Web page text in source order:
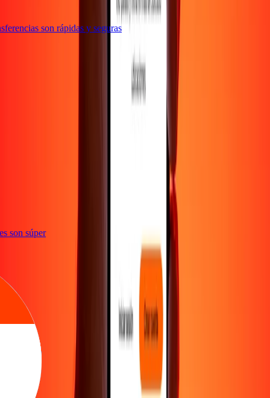
son rápidas y seguras
son súper